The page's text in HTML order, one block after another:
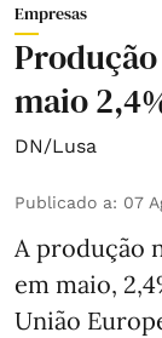
Empresas
maio
DN/Lusa
Publicado a: 07
A produção
em maio,
União